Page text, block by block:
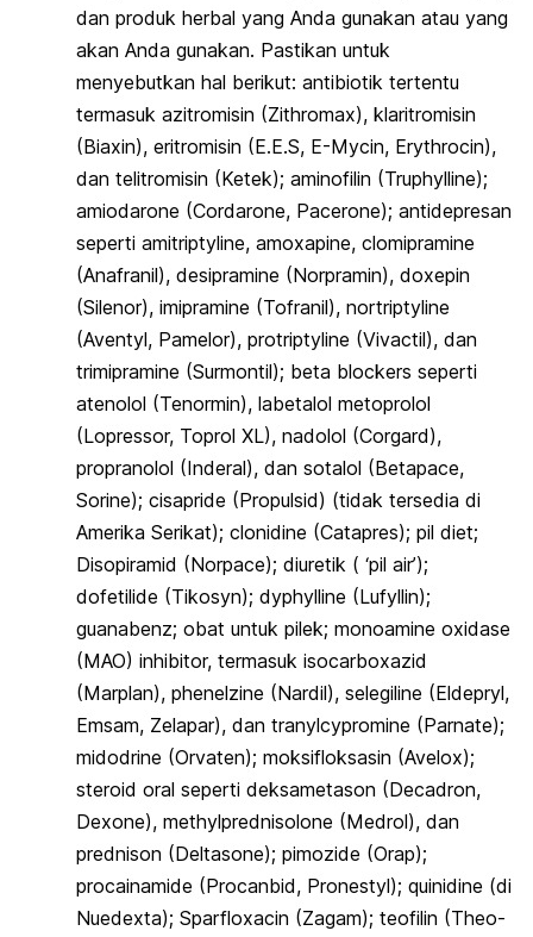
dan produk herbal yang Anda gunakan atau yang
akan Anda gunakan. Pastikan untuk
menyebutkan hal berikut: antibiotik tertentu
termasuk azitromisin (Zithromax), klaritromisin
(Biaxin), eritromisin (E.E.S, E-Mycin, Erythrocin),
dan telitromisin (Ketek); aminofilin (Truphylline);
amiodarone (Cordarone, Pacerone); antidepresan
seperti amitriptyline, amoxapine, clomipramine
(Anafranil), desipramine (Norpramin), doxepin
(Silenor), imipramine (Tofranil), nortriptyline
(Aventyl, Pamelor), protriptyline (Vivactil), dan
trimipramine (Surmontil); beta blockers seperti
atenolol (Tenormin), labetalol metoprolol
(Lopressor, Toprol XL), nadolol (Corgard),
propranolol (Inderal), dan sotalol (Betapace,
Sorine); cisapride (Propulsid) (tidak tersedia di
Amerika Serikat); clonidine (Catapres); pil diet;
Disopiramid (Norpace); diuretik ( ‘pil air’);
dofetilide (Tikosyn); dyphylline (Lufyllin);
guanabenz; obat untuk pilek; monoamine oxidase
(MAO) inhibitor, termasuk isocarboxazid
(Marplan), phenelzine (Nardil), selegiline (Eldepryl,
Emsam, Zelapar), dan tranylcypromine (Parnate);
midodrine (Orvaten); moksifloksasin (Avelox);
steroid oral seperti deksametason (Decadron,
Dexone), methylprednisolone (Medrol), dan
prednison (Deltasone); pimozide (Orap);
procainamide (Procanbid, Pronestyl); quinidine (di
Nuedexta); Sparfloxacin (Zagam); teofilin (Theo-